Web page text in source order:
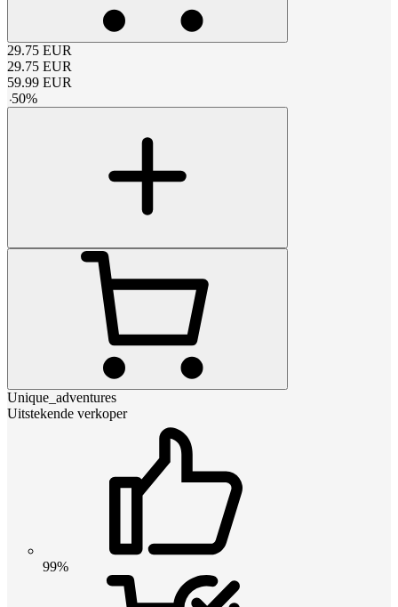
29.75 EUR
29.75 EUR
59.99 EUR
-50%
Unique_adventures
Uitstekende verkoper
99%